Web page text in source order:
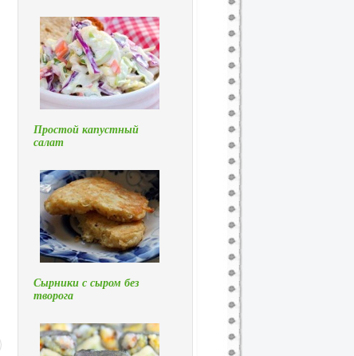
Простой капустный
салат
Сырники с сыром без
творога